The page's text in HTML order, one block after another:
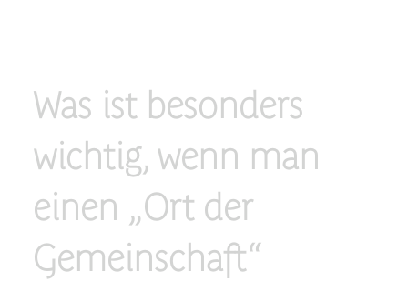
Was ist besonders
wichtig, wenn man
einen „Ort der
Gemeinschaft“